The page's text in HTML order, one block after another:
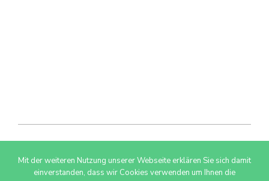
© 2026 AdSimple GmbH
Mit der weiteren Nutzung unserer Webseite erklären Sie sich damit
einverstanden, dass wir Cookies verwenden um Ihnen die